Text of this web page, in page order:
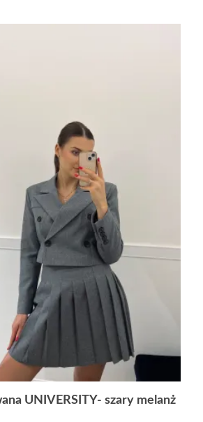
UNIVERSITY- szary melanż